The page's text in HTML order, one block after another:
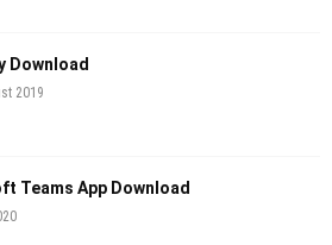
Download
2019
Teams App Download